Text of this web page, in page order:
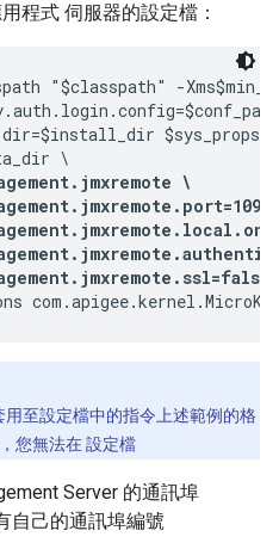
程式 伺服器的設定檔：
"$classpath" -
$sys_props
\
\
至設定檔中的指令上述範例的格
您無法在 設定檔
Server 的通訊埠
自己的通訊埠編號